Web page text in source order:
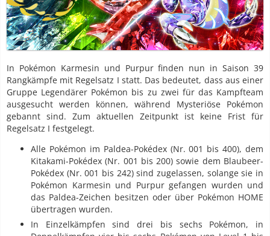
In Pokémon Karmesin und Purpur finden nun in Saison 39
Rangkämpfe mit Regelsatz I statt. Das bedeutet, dass aus einer
Gruppe Legendärer Pokémon bis zu zwei für das Kampfteam
ausgesucht werden können, während Mysteriöse Pokémon
gebannt sind. Zum aktuellen Zeitpunkt ist keine Frist für
Regelsatz I festgelegt.
Alle Pokémon im Paldea-Pokédex (Nr. 001 bis 400), dem
Kitakami-Pokédex (Nr. 001 bis 200) sowie dem Blaubeer-
Pokédex (Nr. 001 bis 242) sind zugelassen, solange sie in
Pokémon Karmesin und Purpur gefangen wurden und
das Paldea-Zeichen besitzen oder über Pokémon HOME
übertragen wurden.
In Einzelkämpfen sind drei bis sechs Pokémon, in